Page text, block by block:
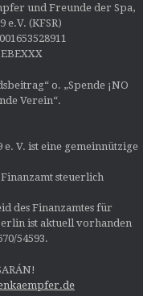
und Freunde der Spa,
e.V. (KFSR)
o. „Spende ¡NO
Verein“.
e. V. ist eine gemeinnützige
steuerlich
des Finanzamtes für
ist aktuell vorhanden
54593.